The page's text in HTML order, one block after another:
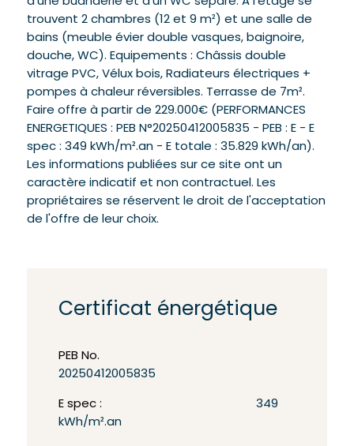
trouvent 2 chambres (12 et 9 m²) et une salle de
bains (meuble évier double vasques, baignoire,
douche, WC). Equipements : Châssis double
vitrage PVC, Vélux bois, Radiateurs électriques +
pompes à chaleur réversibles. Terrasse de 7m².
Faire offre à partir de 229.000€ (PERFORMANCES
ENERGETIQUES : PEB N°20250412005835 - PEB : E - E
spec : 349 kWh/m².an - E totale : 35.829 kWh/an).
Les informations publiées sur ce site ont un
caractère indicatif et non contractuel. Les
propriétaires se réservent le droit de l'acceptation
de l'offre de leur choix.
Certificat énergétique
PEB No.
20250412005835
E spec :
349
kWh/m².an